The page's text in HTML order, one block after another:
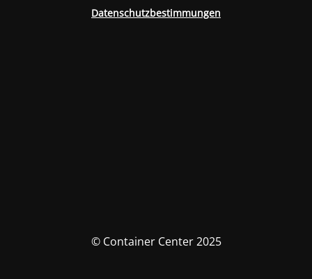
Datenschutzbestimmungen
© Container Center 2025